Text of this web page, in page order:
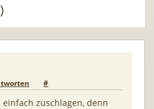
#
zuschlagen, denn